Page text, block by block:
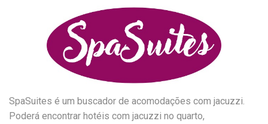
SpaSuites é um buscador de acomodações com jacuzzi.
Poderá encontrar hotéis com jacuzzi no quarto,